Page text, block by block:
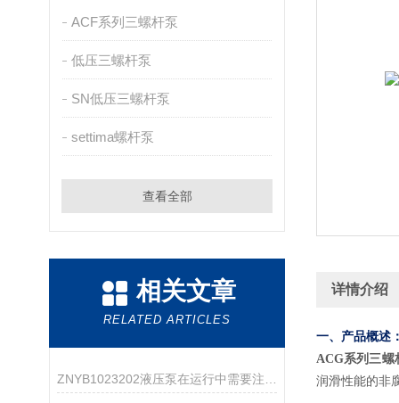
ACF系列三螺杆泵
低压三螺杆泵
SN低压三螺杆泵
settima螺杆泵
查看全部
相关文章
RELATED ARTICLES
详情介绍
一、产品概述
ACG系列三螺
润滑性能的非